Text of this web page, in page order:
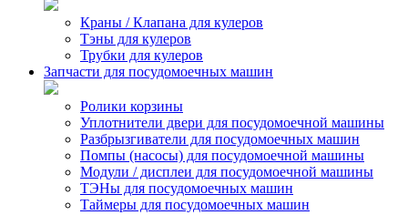
Краны / Клапана для кулеров
Тэны для кулеров
Трубки для кулеров
Запчасти для посудомоечных машин
Ролики корзины
Уплотнители двери для посудомоечной машины
Разбрызгиватели для посудомоечных машин
Помпы (насосы) для посудомоечной машины
Модули / дисплеи для посудомоечной машины
ТЭНы для посудомоечных машин
Таймеры для посудомоечных машин